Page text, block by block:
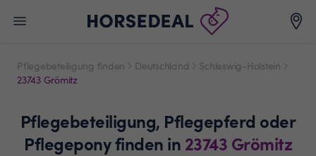
Pflegebeteiligung finden Deutschland
Schleswig-Holstein
23743 Grömitz
Pflegebeteiligung, Pflegepferd oder
Pflegeponyfinden in 23743 Grömitz